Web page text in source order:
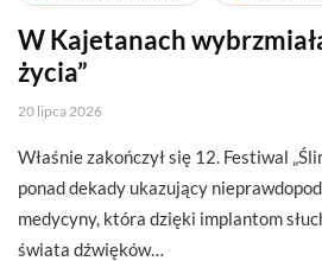
W Kajetanach
życia”
20 lipca 2026
Właśnie zakończył się 12. Festiwal
ponad dekady ukazujący
medycyny, która dzięki implantom
świata dźwięków…